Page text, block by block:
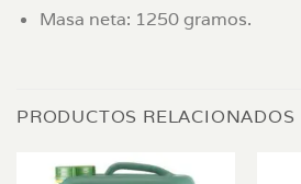
Masa neta: 1250 gramos.
PRODUCTOS RELACIONADOS